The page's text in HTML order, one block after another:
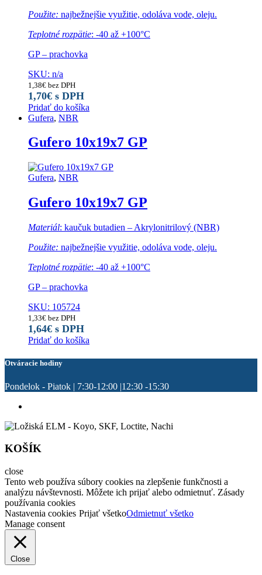
Použite: najbežnejšie využitie, odoláva vode, oleju.
Teplotné rozpätie: -40 až +100°C
GP – prachovka
SKU: n/a
1,38€ bez DPH
1,70€ s DPH
Pridať do košíka
Gufera, NBR
Gufero 10x19x7 GP
Gufera, NBR
Gufero 10x19x7 GP
Materiál: kaučuk butadien – Akrylonitrilový (NBR)
Použite: najbežnejšie využitie, odoláva vode, oleju.
Teplotné rozpätie: -40 až +100°C
GP – prachovka
SKU: 105724
1,33€ bez DPH
1,64€ s DPH
Pridať do košíka
Otváracie hodiny
Pondelok - Piatok | 7:30-12:00 |12:30 -15:30
KOŠÍK
close
Tento web používa súbory cookies na zlepšenie funkčnosti a
analýzu návštevnosti. Môžete ich prijať alebo odmietnuť. Zásady
používania cookies
Nastavenia cookies Prijať všetkoOdmietnuť všetko
Manage consent
Close